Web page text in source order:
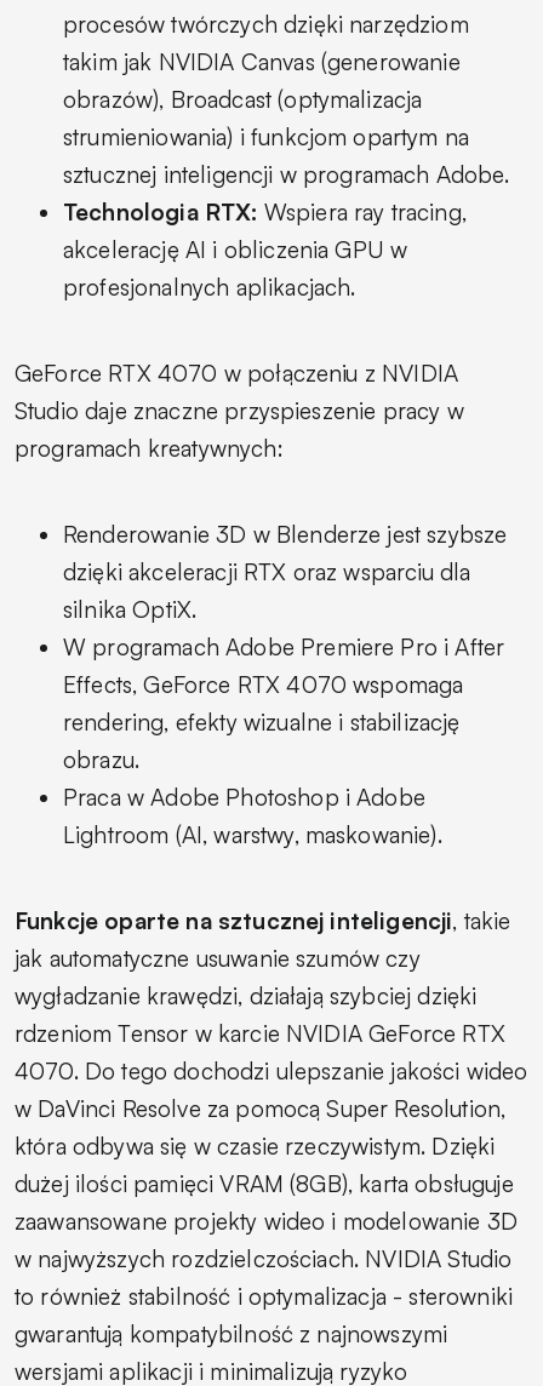
procesów twórczych dzięki narzędziom
takim jak NVIDIA Canvas (generowanie
obrazów), Broadcast (optymalizacja
strumieniowania) i funkcjom opartym na
sztucznej inteligencji w programach Adobe.
Technologia RTX: Wspiera ray tracing,
akcelerację AI i obliczenia GPU w
profesjonalnych aplikacjach.
GeForce RTX 4070 w połączeniu z NVIDIA
Studio daje znaczne przyspieszenie pracy w
programach kreatywnych:
Renderowanie 3D w Blenderze jest szybsze
dzięki akceleracji RTX oraz wsparciu dla
silnika OptiX.
W programach Adobe Premiere Pro i After
Effects, GeForce RTX 4070 wspomaga
rendering, efekty wizualne i stabilizację
obrazu.
Praca w Adobe Photoshop i Adobe
Lightroom (AI, warstwy, maskowanie).
Funkcje oparte na sztucznej inteligencji, takie
jak automatyczne usuwanie szumów czy
wygładzanie krawędzi, działają szybciej dzięki
rdzeniom Tensor w karcie NVIDIA GeForce RTX
4070. Do tego dochodzi ulepszanie jakości wideo
w DaVinci Resolve za pomocą Super Resolution,
która odbywa się w czasie rzeczywistym. Dzięki
dużej ilości pamięci VRAM (8GB), karta obsługuje
zaawansowane projekty wideo i modelowanie 3D
w najwyższych rozdzielczościach. NVIDIA Studio
to również stabilność i optymalizacja - sterowniki
gwarantują kompatybilność z najnowszymi
wersjami aplikacji i minimalizują ryzyko